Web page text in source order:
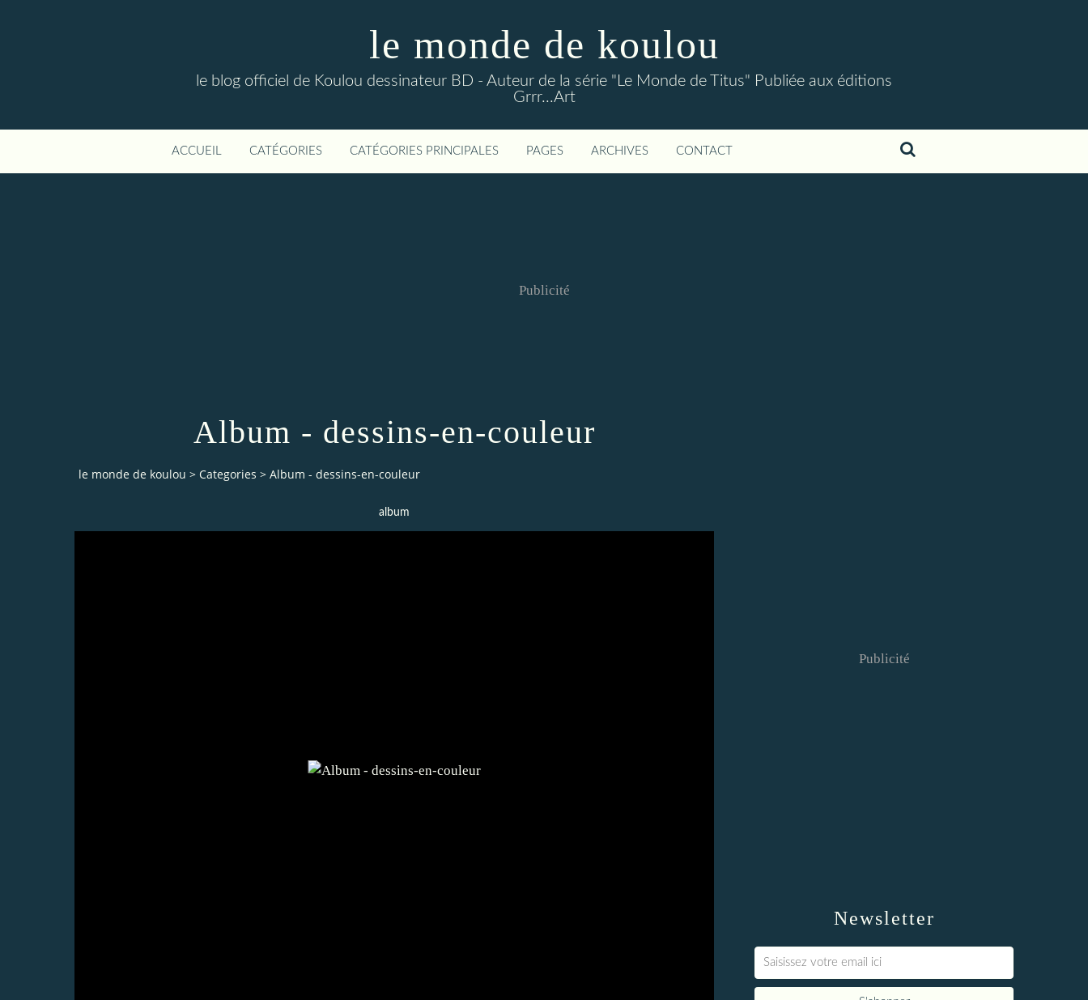
le monde de koulou
le blog officiel de Koulou dessinateur BD - Auteur de la série "Le Monde de Titus" Publiée aux éditions
Grrr...Art
ACCUEIL CATÉGORIES CATÉGORIES PRINCIPALES PAGES ARCHIVES CONTACT
Publicité
Album - dessins-en-couleur
le monde de koulou > Categories > Album - dessins-en-couleur
album
Newsletter
Publicité